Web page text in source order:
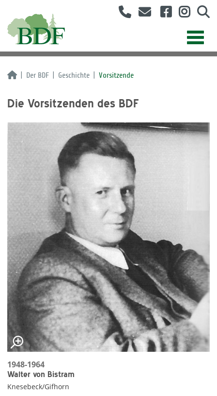
Der BDF Geschichte Vorsitzende
Die Vorsitzenden des BDF
1948-1964
Walter von Bistram
Knesebeck/Gifhorn